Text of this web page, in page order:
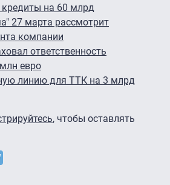
кредиты на 60 млрд
27 марта рассмотрит
компании
ответственность
евро
линию для ТТК на 3 млрд
, чтобы оставлять